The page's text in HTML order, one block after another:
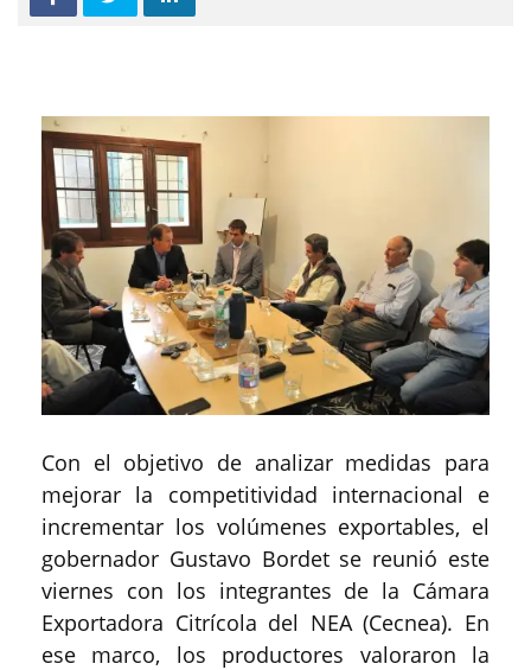
Con el objetivo de analizar medidas para
mejorar la competitividad internacional e
incrementar los volúmenes exportables, el
gobernador Gustavo Bordet se reunió este
viernes con los integrantes de la Cámara
Exportadora Citrícola del NEA (Cecnea). En
ese marco, los productores valoraron la